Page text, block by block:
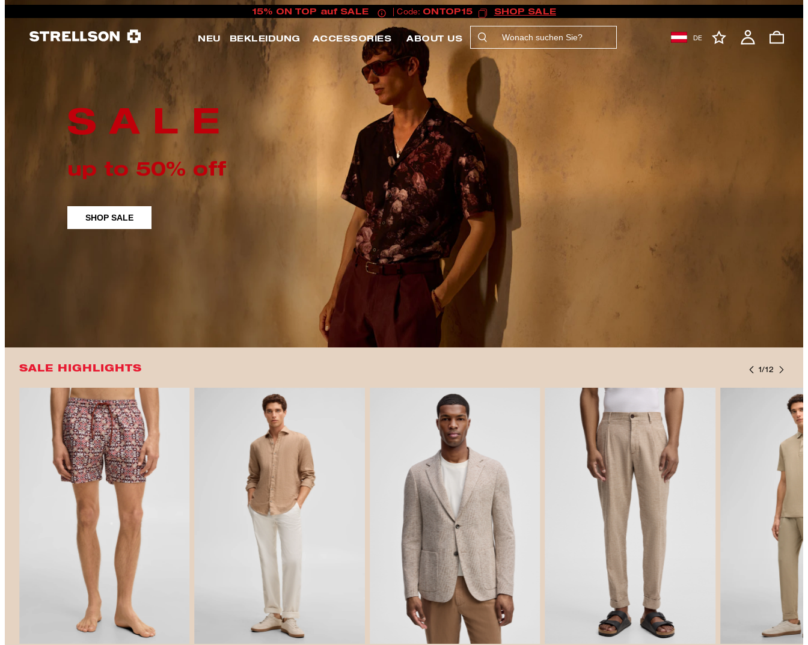
15% ON TOP auf SALE | Code: ONTOP15 SHOP SALE
NEU BEKLEIDUNG ACCESSORIES ABOUT US DE
S A L E
up to 50% off
SHOP SALE
SALE HIGHLIGHTS 1/12